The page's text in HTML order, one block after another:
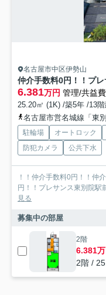
名古屋市中区伊勢山
仲介手数料0円！！プ
6.381万円 管理/共益
25.20㎡ (1K) /築5年 /13階
名古屋市営名城線「東
駐輪場 オートロック
防犯カメラ
公共下水
！！仲介手数料0円！！仲
円！！プレサンス東別院
見る
募集中の部屋
2階
6.381万
2階 /